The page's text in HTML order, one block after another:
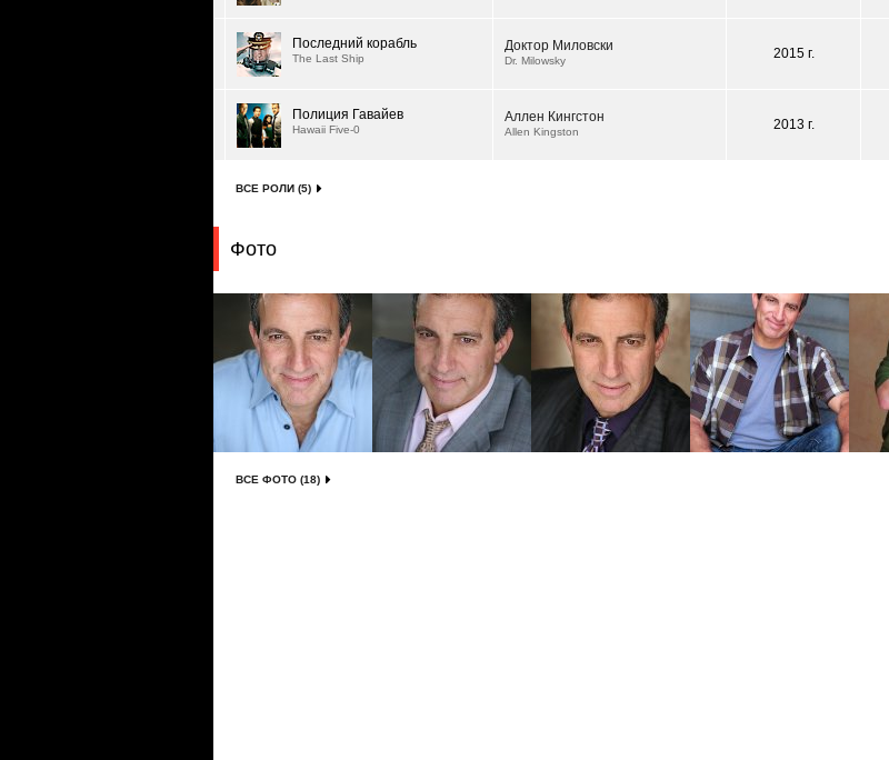
Последний корабль
The Last Ship
Доктор Миловски
Dr. Milowsky 2015 г.
Полиция Гавайев
Hawaii Five-0
Аллен Кингстон
Allen Kingston 2013 г.
ВСЕ РОЛИ (5)
Фото
ВСЕ ФОТО (18)